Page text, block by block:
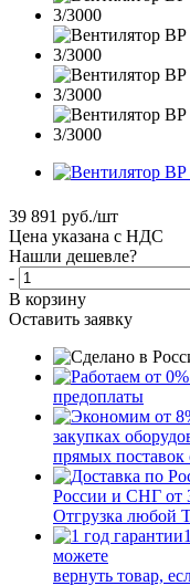
39 891 руб./шт
Цена указана с НДС
Нашли дешевле?
-
В корзину
Оставить заявку
предоплаты
закупках
прямых поставок
России и СНГ от
Отгрузка любой
можете
вернуть товар,